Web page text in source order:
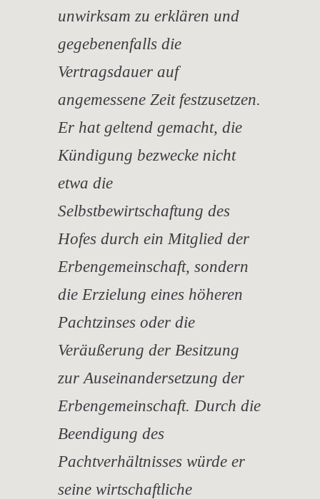
unwirksam zu erklären und
gegebenenfalls die
Vertragsdauer auf
angemessene Zeit festzusetzen.
Er hat geltend gemacht, die
Kündigung bezwecke nicht
etwa die
Selbstbewirtschaftung des
Hofes durch ein Mitglied der
Erbengemeinschaft, sondern
die Erzielung eines höheren
Pachtzinses oder die
Veräußerung der Besitzung
zur Auseinandersetzung der
Erbengemeinschaft. Durch die
Beendigung des
Pachtverhältnisses würde er
seine wirtschaftliche